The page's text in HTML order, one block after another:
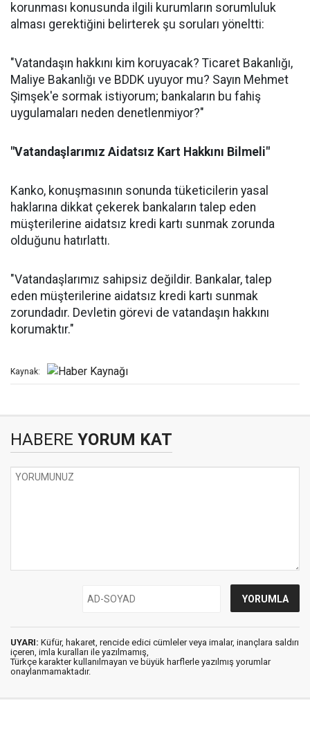
korunması konusunda ilgili kurumların sorumluluk
alması gerektiğini belirterek şu soruları yöneltti:
"Vatandaşın hakkını kim koruyacak? Ticaret Bakanlığı,
Maliye Bakanlığı ve BDDK uyuyor mu? Sayın Mehmet
Şimşek'e sormak istiyorum; bankaların bu fahiş
uygulamaları neden denetlenmiyor?"
"Vatandaşlarımız Aidatsız Kart Hakkını Bilmeli"
Kanko, konuşmasının sonunda tüketicilerin yasal
haklarına dikkat çekerek bankaların talep eden
müşterilerine aidatsız kredi kartı sunmak zorunda
olduğunu hatırlattı.
"Vatandaşlarımız sahipsiz değildir. Bankalar, talep
eden müşterilerine aidatsız kredi kartı sunmak
zorundadır. Devletin görevi de vatandaşın hakkını
korumaktır."
Kaynak:
HABERE YORUM KAT
UYARI: Küfür, hakaret, rencide edici cümleler veya imalar, inançlara saldırı
içeren, imla kuralları ile yazılmamış,
Türkçe karakter kullanılmayan ve büyük harflerle yazılmış yorumlar
onaylanmamaktadır.